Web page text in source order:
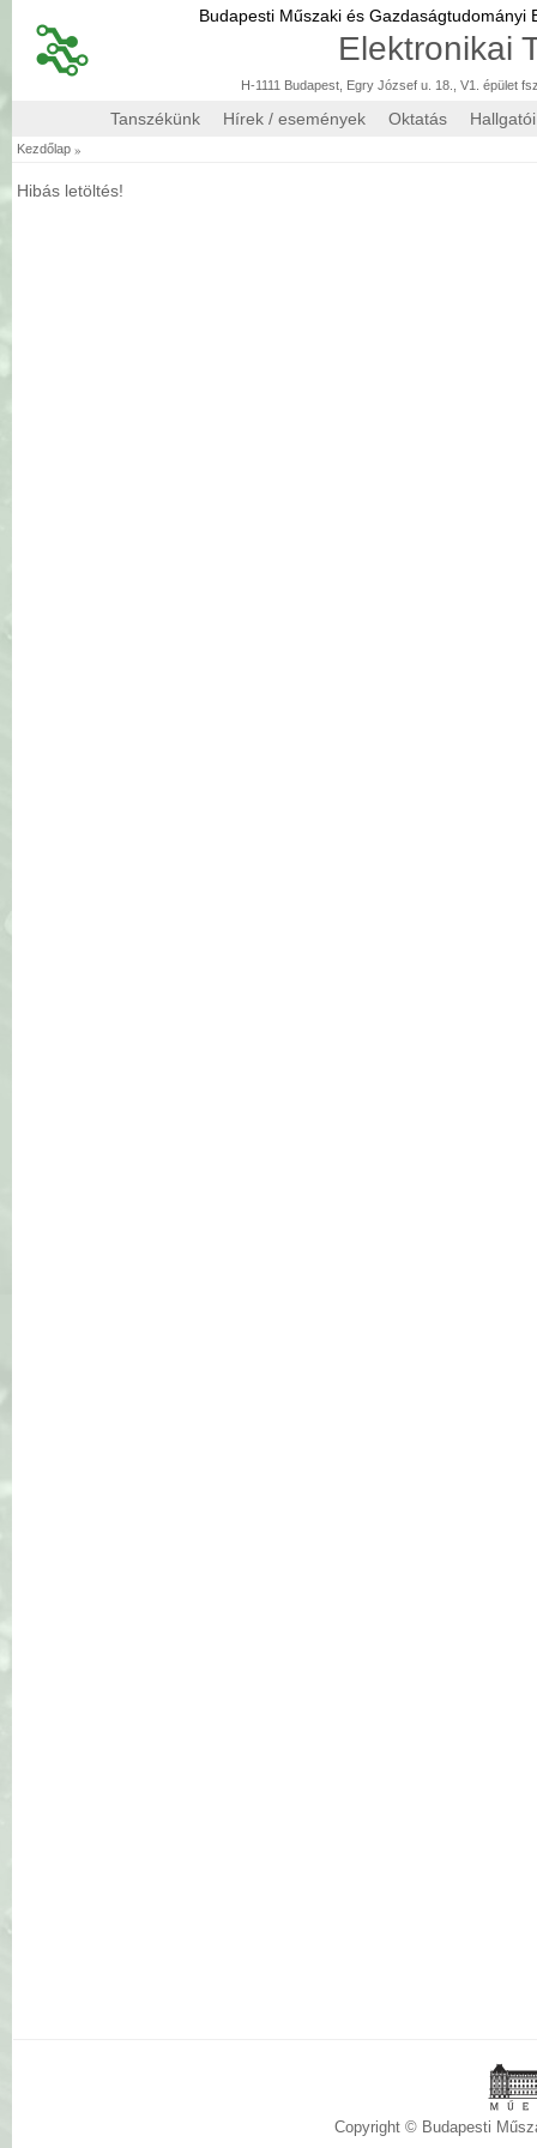
Budapesti Műszaki és Gazdaságtudományi
Elektronikai
H-1111 Budapest, Egry József u. 18., V1. épület
Tanszékünk Hírek / események Oktatás
Kezdőlap »
Hibás letöltés!
Copyright © Budapesti